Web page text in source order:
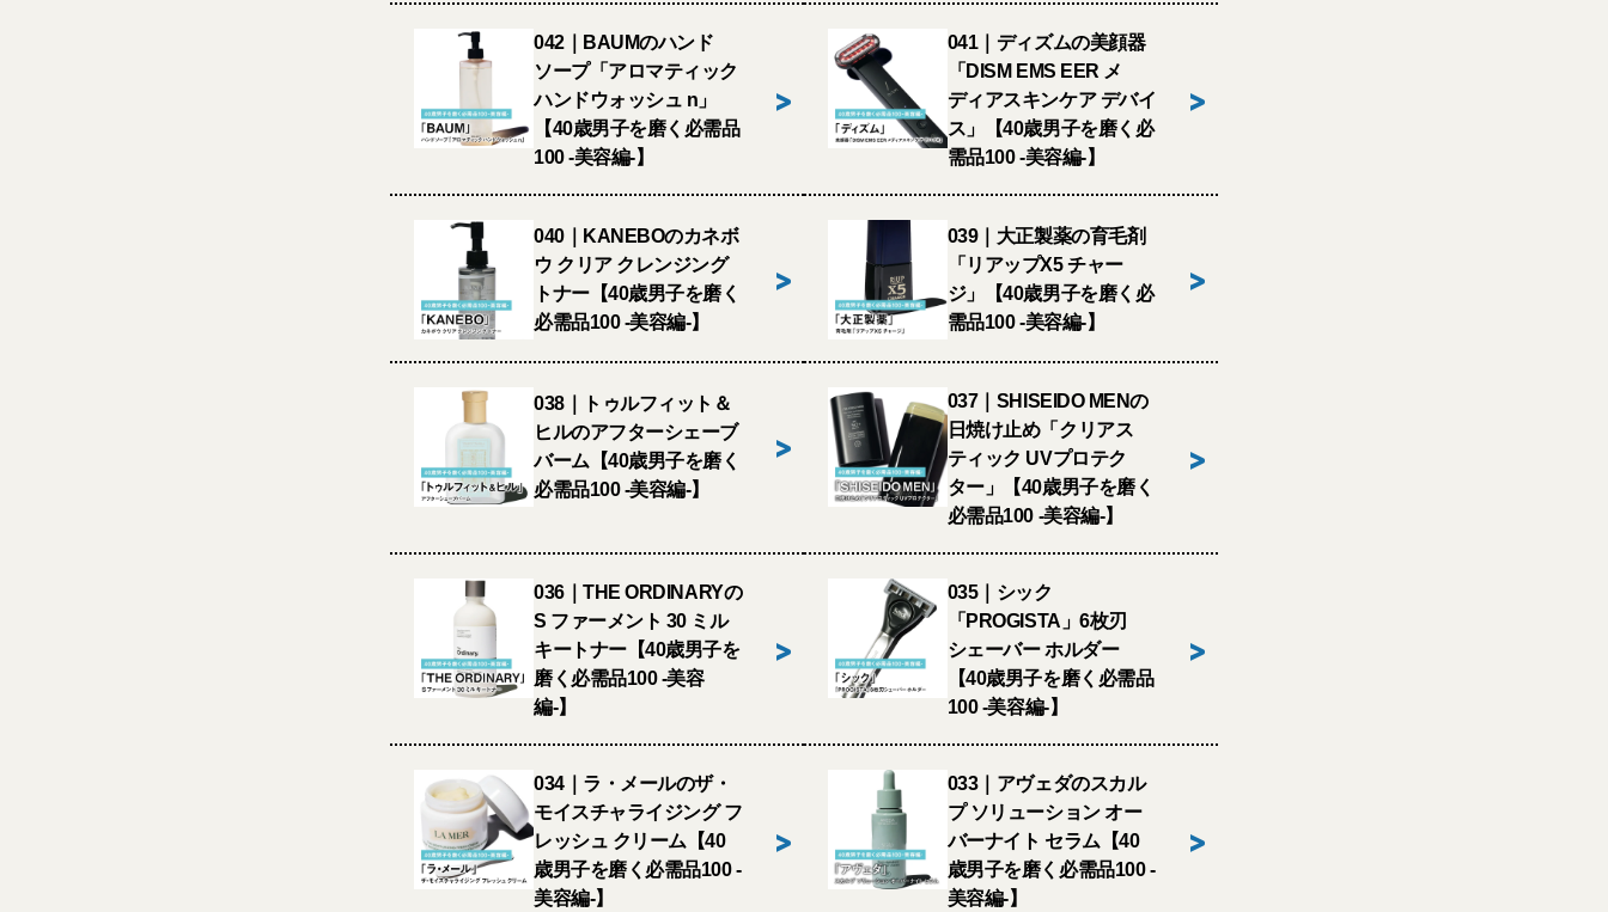
042｜BAUMのハンド
ソープ「アロマティック
ハンドウォッシュ n」
【40歳男子を磨く必需品
100 -美容編-】
>
041｜ディズムの美顔器
「DISM EMS EER メ
ディアスキンケア デバイ
ス」【40歳男子を磨く必
需品100 -美容編-】
>
040｜KANEBOのカネボ
ウ クリア クレンジング
トナー【40歳男子を磨く
必需品100 -美容編-】
>
039｜大正製薬の育毛剤
「リアップX5 チャー
ジ」【40歳男子を磨く必
需品100 -美容編-】
>
038｜トゥルフィット＆
ヒルのアフターシェーブ
バーム【40歳男子を磨く
必需品100 -美容編-】
>
037｜SHISEIDO MENの
日焼け止め「クリアス
ティック UVプロテク
ター」【40歳男子を磨く
必需品100 -美容編-】
>
036｜THE ORDINARYの
S ファーメント 30 ミル
キートナー【40歳男子を
磨く必需品100 -美容
編-】
>
035｜シック
「PROGISTA」6枚刃
シェーバー ホルダー
【40歳男子を磨く必需品
100 -美容編-】
>
034｜ラ・メールのザ・
モイスチャライジング フ
レッシュ クリーム【40
歳男子を磨く必需品100 -
美容編-】
>
033｜アヴェダのスカル
プ ソリューション オー
バーナイト セラム【40
歳男子を磨く必需品100 -
美容編-】
>